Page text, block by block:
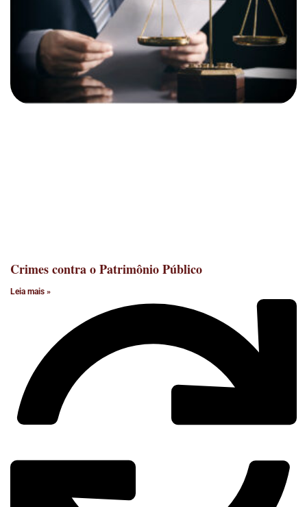
Crimes contra o Patrimônio Público
Leia mais »